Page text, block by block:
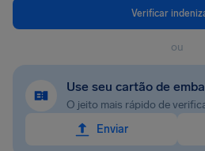
Verificar
ou
Use seu cartão de
O jeito mais rápido de
Enviar